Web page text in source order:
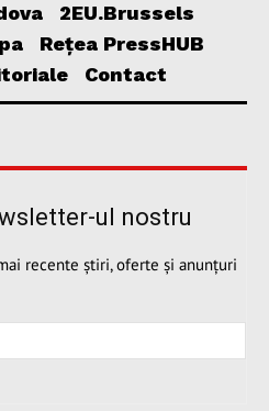
2EU.Brussels
Rețea PressHUB
Contact
ul nostru
recente știri, oferte și anunțuri